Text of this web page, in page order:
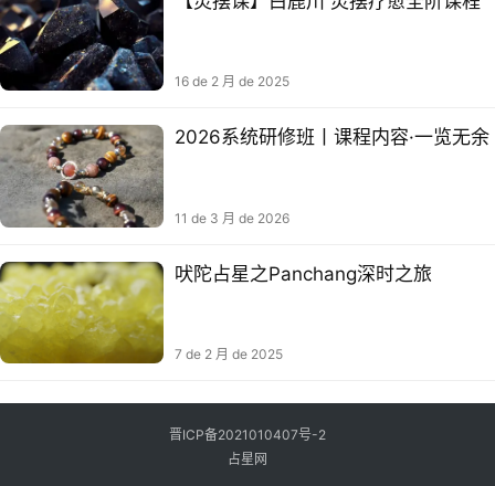
16 de 2 月 de 2025
2026系统研修班丨课程内容·一览无余
11 de 3 月 de 2026
吠陀占星之Panchang深时之旅
7 de 2 月 de 2025
晋ICP备2021010407号-2
占星网